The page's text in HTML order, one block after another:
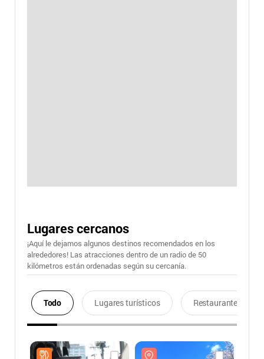
Lugares cercanos
¡Aquí le dejamos algunos destinos recomendados en los
alrededores! Las atracciones dentro de un radio de 50
kilómetros están ordenadas según su cercanía.
Todo Lugares turísticos Restaurantes